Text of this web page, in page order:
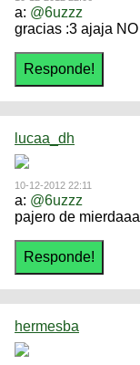
a: @6uzzz
gracias :3 ajaja
lucaa_dh
10-12-2012 22:11
a: @6uzzz
pajero de
hermesba